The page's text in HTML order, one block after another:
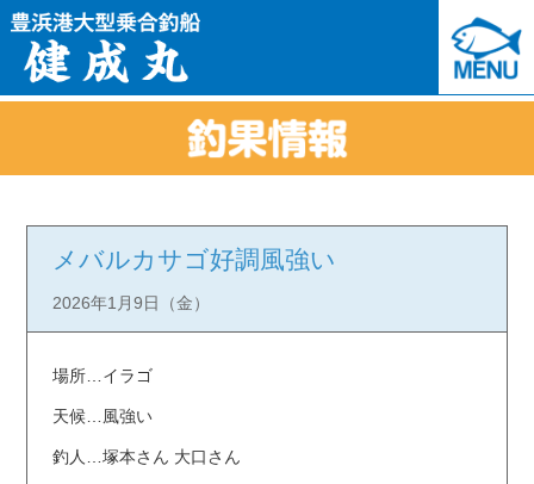
メバルカサゴ好調風強い
2026年1月9日（金）
場所…イラゴ
天候…風強い
釣人…塚本さん 大口さん